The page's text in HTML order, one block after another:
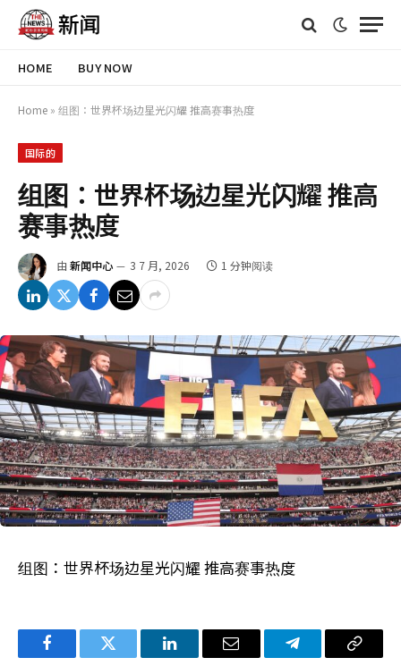
HOME BUY NOW
Home » 组图：世界杯场边星光闪耀 推高赛事热度
国际的
组图：世界杯场边星光闪耀 推高
赛事热度
由 新闻中心 3 7 月, 2026 1 分钟阅读
组图：世界杯场边星光闪耀 推高赛事热度
FacebookTwitter LinkedIn电
Telegram复